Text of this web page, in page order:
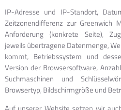
IP-Adresse und IP-Standort,
Zeitzonendifferenz zur Greenwich
Anforderung (konkrete Seite),
jeweils übertragene Datenmenge,
kommt, Betriebssystem und
Version der Browsersoftware,
Suchmaschinen und
Browsertyp, Bildschirmgröße und